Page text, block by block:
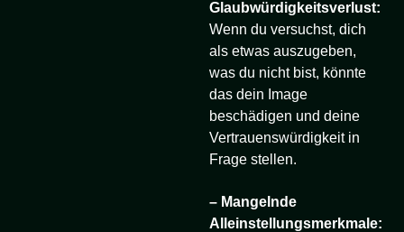
Glaubwürdigkeitsverlust:
Wenn du versuchst, dich
als etwas auszugeben,
was du nicht bist, könnte
das dein Image
beschädigen und deine
Vertrauenswürdigkeit in
Frage stellen.
– Mangelnde
Alleinstellungsmerkmale: